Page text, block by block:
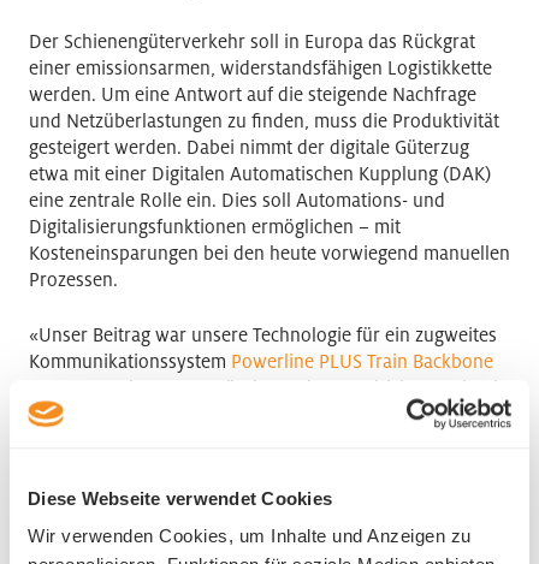
Diese Webseite verwendet Cookies
Wir verwenden Cookies, um Inhalte und Anzeigen zu
Der Schienengüterverkehr soll in Europa das Rückgrat
einer emissionsarmen, widerstandsfähigen Logistikkette
werden. Um eine Antwort auf die steigende Nachfrage
und Netzüberlastungen zu finden, muss die Produktivität
gesteigert werden. Dabei nimmt der digitale Güterzug
etwa mit einer Digitalen Automatischen Kupplung (DAK)
eine zentrale Rolle ein. Dies soll Automations- und
Digitalisierungsfunktionen ermöglichen – mit
Kosteneinsparungen bei den heute vorwiegend manuellen
Prozessen.
«Unser Beitrag war unsere Technologie für ein zugweites
Kommunikationssystem Powerline PLUS Train Backbone
», sagt plc-tec-Co-Gründer und -CEO Ulrich Dersch. Bis
2021 war er Leiter des HSLU-Kompetenzzentrums
Stromnetze (Powerline Communication/PLC), das auch am
diesem Kontext Backup-Technologie für die Technologie